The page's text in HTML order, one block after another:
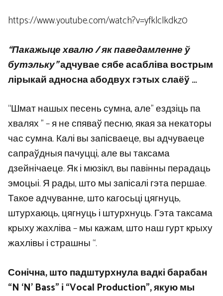
https://www.youtube.com/watch?v=yfklclkdkz0
“Пакажыце хвалю / як паведамленне ў
бутэльку”адчувае сябе асабліва вострым
лірыкай адносна абодвух гэтых слаёў …
“Шмат нашых песень сумна, але” ездзіць па
хвалях ” – я не спяваў песню, якая за некаторы
час сумна. Калі вы запісваеце, вы адчуваеце
сапраўдныя пачуцці, але вы таксама
дзейнічаеце. Як і мюзікл, вы павінны перадаць
эмоцыі. Я рады, што мы запісалі гэта першае.
Такое адчуванне, што кагосьці цягнуць,
штурхаюць, цягнуць і штурхнуць. Гэта таксама
крыху жахліва – мы кажам, што наш гурт крыху
жахлівы і страшны “.
Сонічна, што падштурхнула вадкі барабан
“N ‘N’ Bass” і “Vocal Production”, якую мы